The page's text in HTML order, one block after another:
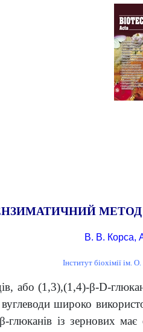
В. В. Корса,
Інститут біохімії ім.
або (1,3),(1,4)-β-D-
широко
глюканів із зернових